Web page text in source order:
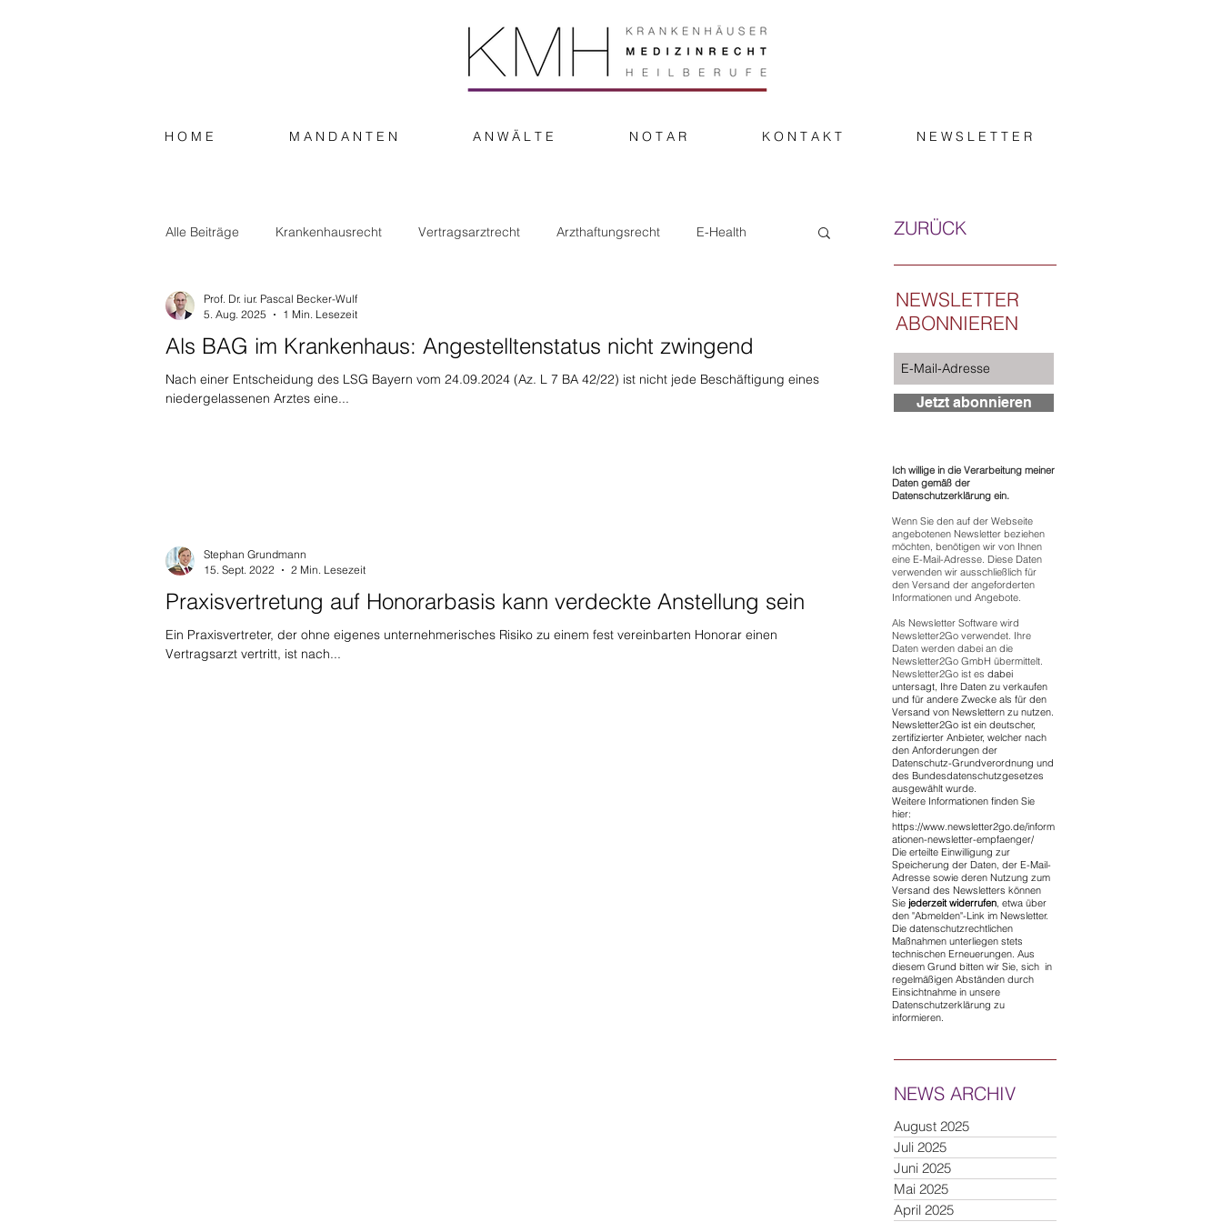
H O M E M A N D A N T E N A N W Ä L T E N O T A R K O N T A K T N E W S L E T T E R
Alle Beiträge Krankenhausrecht Vertragsarztrecht Arzthaftungsrecht E-Health
Strafrecht Steuerrecht
Als BAG im Krankenhaus: Angestelltenstatus nicht zwingend
Nach einer Entscheidung des LSG Bayern vom 24.09.2024 (Az. L 7 BA 42/22) ist nicht jede Beschäftigung eines
niedergelassenen Arztes eine...
Prof. Dr. iur. Pascal Becker-Wulf
5. Aug. 2025
1 Min. Lesezeit
Praxisvertretung auf Honorarbasis kann verdeckte Anstellung sein
Ein Praxisvertreter, der ohne eigenes unternehmerisches Risiko zu einem fest vereinbarten Honorar einen
Vertragsarzt vertritt, ist nach...
Stephan Grundmann
15. Sept. 2022
2 Min. Lesezeit
ZURÜCK
NEWSLETTER
ABONNIEREN
Jetzt abonnieren
Ich willige in die Verarbeitung meiner
Daten gemäß der
Datenschutzerklärung ein.
Wenn Sie den auf der Webseite
angebotenen Newsletter beziehen
möchten, benötigen wir von Ihnen
eine E-Mail-Adresse. Diese Daten
verwenden wir ausschließlich für
den Versand der angeforderten
Informationen und Angebote.
Als Newsletter Software wird
Newsletter2Go verwendet. Ihre
Daten werden dabei an die
Newsletter2Go GmbH übermittelt.
Newsletter2Go ist es dabei
untersagt, Ihre Daten zu verkaufen
und für andere Zwecke als für den
Versand von Newslettern zu nutzen.
Newsletter2Go ist ein deutscher,
zertifizierter Anbieter, welcher nach
den Anforderungen der
Datenschutz-Grundverordnung und
des Bundesdatenschutzgesetzes
ausgewählt wurde.
Weitere Informationen finden Sie
hier:
https://www.newsletter2go.de/inform
ationen-newsletter-empfaenger/
Die erteilte Einwilligung zur
Speicherung der Daten, der E-Mail-
Adresse sowie deren Nutzung zum
Versand des Newsletters können
Sie jederzeit widerrufen, etwa über
den "Abmelden"-Link im Newsletter.
Die datenschutzrechtlichen
Maßnahmen unterliegen stets
technischen Erneuerungen. Aus
diesem Grund bitten wir Sie, sich in
regelmäßigen Abständen durch
Einsichtnahme in unsere
Datenschutzerklärung zu
informieren.
NEWS ARCHIV
August 2025
Juli 2025
Juni 2025
Mai 2025
April 2025